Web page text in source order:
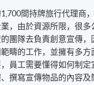
間持牌旅行代理商
，由於資源所限，很多
團隊去負責創意宣傳，
疇的工作，並擁有多方
員工需要懂得如何制定
撰寫宣傳物品的內容及